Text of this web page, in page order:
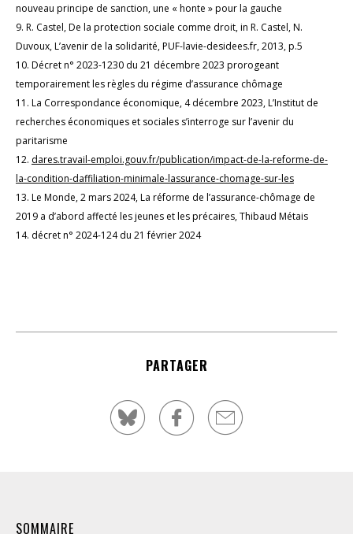
nouveau principe de sanction, une « honte » pour la gauche
9. R. Castel, De la protection sociale comme droit, in R. Castel, N.
Duvoux, L’avenir de la solidarité, PUF-lavie-desidees.fr, 2013, p.5
10. Décret n° 2023-1230 du 21 décembre 2023 prorogeant
temporairement les règles du régime d’assurance chômage
11. La Correspondance économique, 4 décembre 2023, L’Institut de
recherches économiques et sociales s’interroge sur l’avenir du
paritarisme
12. dares.travail-emploi.gouv.fr/publication/impact-de-la-reforme-de-
la-condition-daffiliation-minimale-lassurance-chomage-sur-les
13. Le Monde, 2 mars 2024, La réforme de l’assurance-chômage de
2019 a d’abord affecté les jeunes et les précaires, Thibaud Métais
14. décret n° 2024-124 du 21 février 2024
PARTAGER
SOMMAIRE